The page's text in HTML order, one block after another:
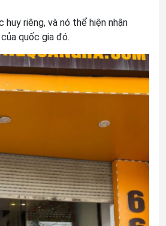
huy riêng, và nó thể hiện nhận
quốc gia đó.